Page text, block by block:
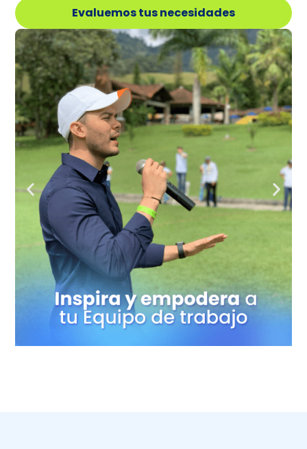
Evaluemos tus necesidades